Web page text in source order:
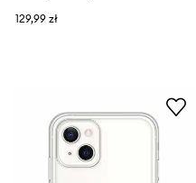
129,99 zł